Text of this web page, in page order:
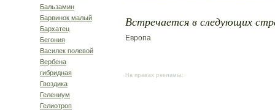
Бальзамин
Барвинок малый
Бархатец
Бегония
Василек полевой
Вербена
гибридная
Гвоздика
Гелениум
Гелиотроп
Встречается в следующих
Европа
На правах рекламы: